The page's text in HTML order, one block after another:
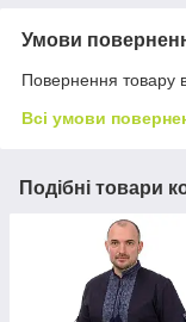
Умови
Повернення товару
Всі умови
Подібні товари